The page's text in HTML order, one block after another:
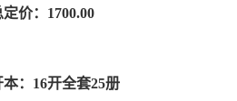
定价：1700.00
本：16开全套25册